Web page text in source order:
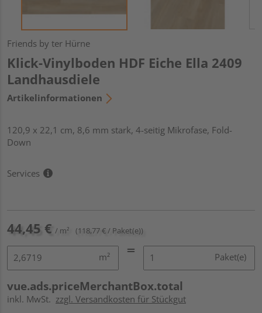
Friends by ter Hürne
Klick-Vinylboden HDF Eiche Ella 2409
Landhausdiele
Artikelinformationen
120,9 x 22,1 cm, 8,6 mm stark, 4-seitig Mikrofase, Fold-
Down
Services
44,45 € / m² (118,77 € / Paket(e))
m² Paket(e)
vue.ads.priceMerchantBox.total
inkl. MwSt. zzgl. Versandkosten für Stückgut